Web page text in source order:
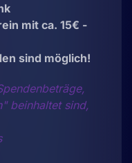
mit ca. 15€ -
sind möglich!
beinhaltet sind,